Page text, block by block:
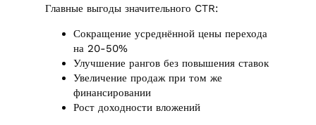
Главные выгоды значительного CTR:
Сокращение усреднённой цены перехода
на 20-50%
Улучшение рангов без повышения ставок
Увеличение продаж при том же
финансировании
Рост доходности вложений